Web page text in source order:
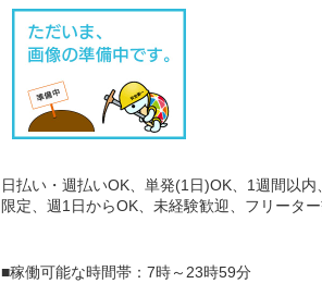
日払い・週払いOK、単発(1日)OK、1週間以
限定、週1日からOK、未経験歓迎、フリータ
■稼働可能な時間帯：7時～23時59分